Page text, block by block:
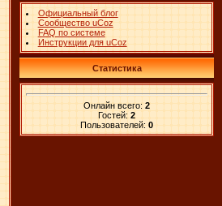
Официальный блог
Сообщество uCoz
FAQ по системе
Инструкции для uCoz
Статистика
Онлайн всего: 2
Гостей: 2
Пользователей: 0